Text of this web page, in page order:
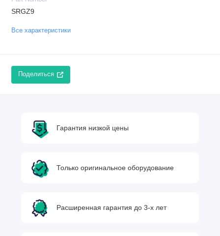
SRGZ9
Все характеристики
Поделиться
Гарантия низкой цены
Только оригинальное оборудование
Расширенная гарантия до 3-х лет